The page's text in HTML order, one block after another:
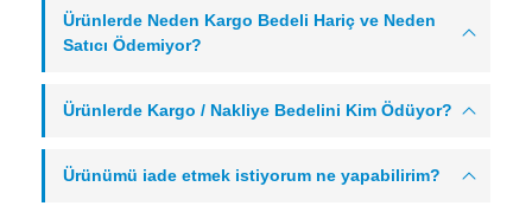
Ürünlerde Neden Kargo Bedeli Hariç ve Neden
Satıcı Ödemiyor?
Ürünlerde Kargo / Nakliye Bedelini Kim Ödüyor?
Ürünümü iade etmek istiyorum ne yapabilirim?